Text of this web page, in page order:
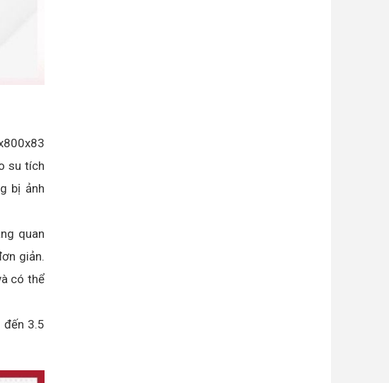
su tích
bị ảnh
quan
giản.
có thể
3.5